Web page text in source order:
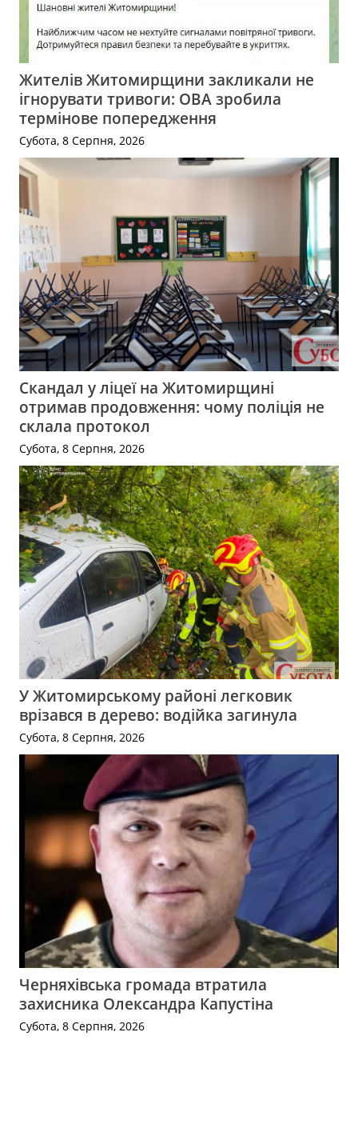
Жителів Житомирщини закликали не
ігнорувати тривоги: ОВА зробила
термінове попередження
Субота, 8 Серпня, 2026
Скандал у ліцеї на Житомирщині
отримав продовження: чому поліція не
склала протокол
Субота, 8 Серпня, 2026
У Житомирському районі легковик
врізався в дерево: водійка загинула
Субота, 8 Серпня, 2026
Черняхівська громада втратила
захисника Олександра Капустіна
Субота, 8 Серпня, 2026